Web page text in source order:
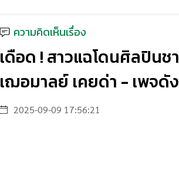
ความคิดเห็นเรื่อง
เดือด ! สาวแฉโดนศิลปิน
เฌอมาลย์ เคยด่า - เพจดั
2025-09-09 17:56:21